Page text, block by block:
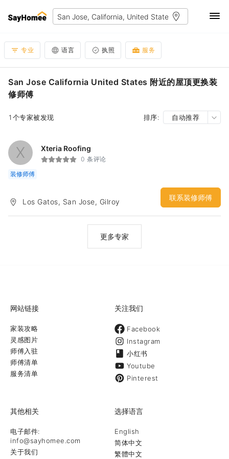
专业 语言 执照 服务
San Jose California United States 附近的屋顶更换装
修师傅
1个专家被发现 排序: 自动推荐
X Xteria Roofing
0 条评论
装修师傅
Los Gatos, San Jose, Gilroy 联系装修师傅
更多专家
网站链接
家装攻略
灵感图片
师傅入驻
师傅清单
服务清单
关注我们
Facebook
Instagram
小红书
Youtube
Pinterest
其他相关
电子邮件:
info@sayhomee.com
关于我们
选择语言
English
简体中文
繁體中文